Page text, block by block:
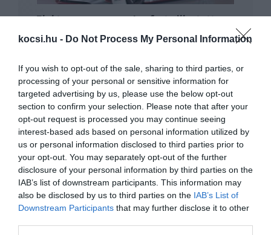
kocsi.hu - Do Not Process My Personal Information
If you wish to opt-out of the sale, sharing to third parties, or
processing of your personal or sensitive information for
targeted advertising by us, please use the below opt-out
section to confirm your selection. Please note that after your
opt-out request is processed you may continue seeing
interest-based ads based on personal information utilized by
us or personal information disclosed to third parties prior to
your opt-out. You may separately opt-out of the further
disclosure of your personal information by third parties on the
IAB’s list of downstream participants. This information may
also be disclosed by us to third parties on the IAB’s List of
Downstream Participants that may further disclose it to other
Elektromos verseny Leaf-et villantott a
Las Vegasban mutatkozik be a nagyobb
hatótávú Nissan Leaf